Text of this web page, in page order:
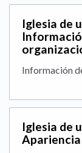
Iglesia de
Información
Iglesia de